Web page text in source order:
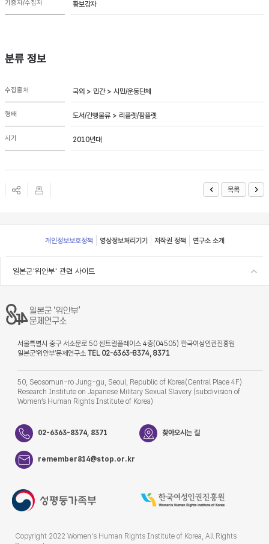
기증자/수집자 황보강자
분류 정보
수집출처 국외 > 민간 > 시민/운동단체
형태 도서/간행물류 > 리플렛/팜플렛
시기 2010년대
목록
Footer
개인정보보호정책 영상정보처리기기 저작권 정책 연구소 소개
일본군'위안부' 관련 사이트
서울특별시 중구 서소문로 50 센트럴플레이스 4층(04505) 한국여성인권진흥원
일본군‘위안부’문제연구소 TEL 02-6363-8374, 8371
50, Seosomun-ro Jung-gu, Seoul, Republic of Korea(Central Place 4F)
Research Institute on Japanese Military Sexual Slavery (subdivision of
Women’s Human Rights Institute of Korea)
02-6363-8374, 8371 찾아오시는 길
remember814@stop.or.kr
Copyright 2022 Women's Human Rights Institute of Korea, All Rights